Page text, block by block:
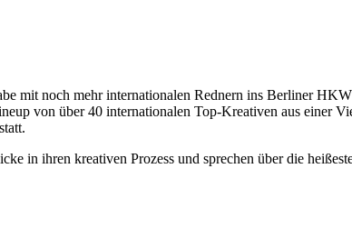
mit noch mehr internationalen Rednern ins Berliner
von über 40 internationalen Top-Kreativen aus einer
in ihren kreativen Prozess und sprechen über die